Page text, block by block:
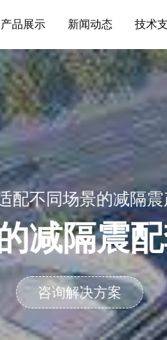
产品展示 新闻动态 技术
提供适配不同场
化的减隔
咨询解决